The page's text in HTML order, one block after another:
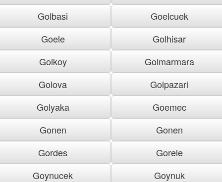
Golbasi
Goelcuek
Goele
Golhisar
Golkoy
Golmarmara
Golova
Golpazari
Golyaka
Goemec
Gonen
Gonen
Gordes
Gorele
Goynucek
Goynuk